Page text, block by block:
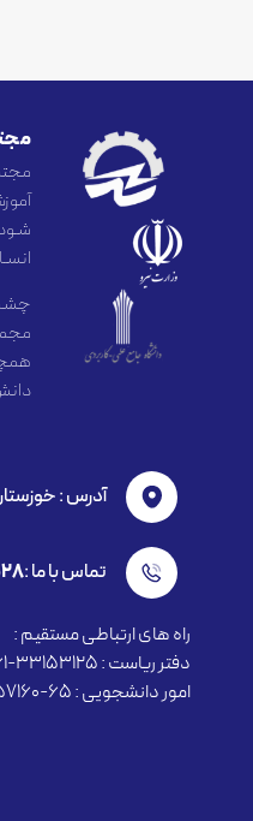
آدرس :
تماس با ما :
راه های ارتباطی مستقیم :
دفتر ریاست : 33153125-061
امور دانشجویی : 65-33157160-061